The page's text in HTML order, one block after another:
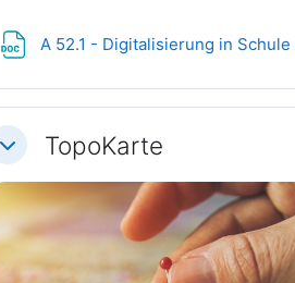
A 52.1 - Digitalisierung in
EinklappenTopoKarte